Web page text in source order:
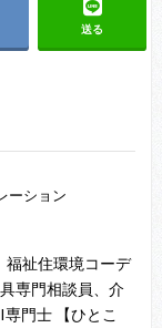
送る
ーション
福祉住環境コーデ
専門相談員、介
門士 【ひとこ